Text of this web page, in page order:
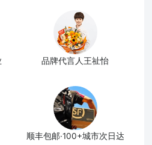
品牌代言人王祉怡
顺丰包邮·100+城市次日达